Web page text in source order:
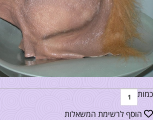
כמות
הוסף לרשימת המשאלות